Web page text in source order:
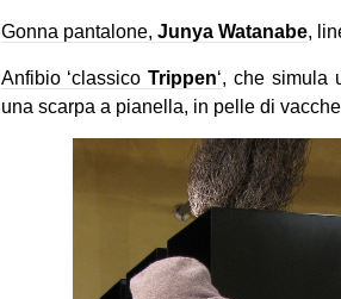
Gonna pantalone, Junya Watanabe,
Anfibio ‘classicoTrippen‘, che simula
una scarpa a pianella, in pelle di